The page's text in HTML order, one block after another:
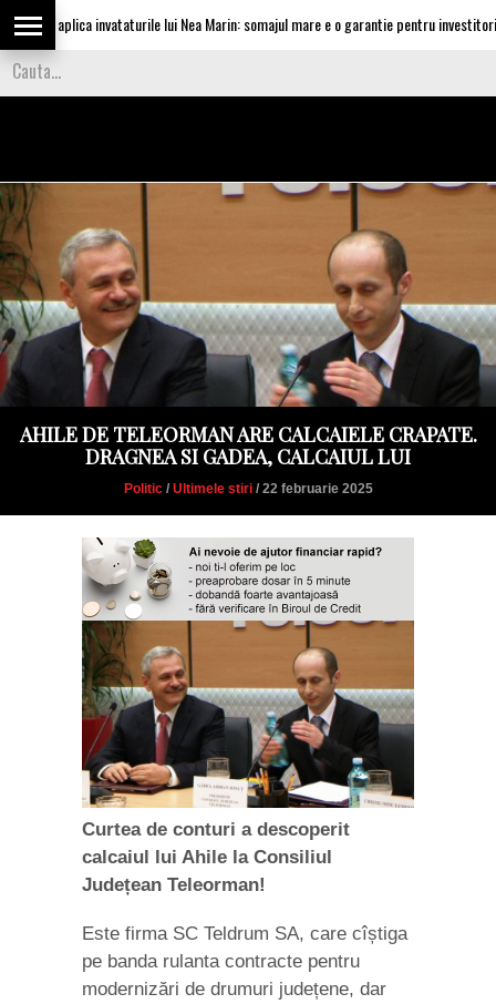
aplica invataturile lui Nea Marin: somajul mare e o garantie pentru investitori
AHILE DE TELEORMAN ARE CALCAIELE CRAPATE.
DRAGNEA SI GADEA, CALCAIUL LUI
Politic/ Ultimele stiri/ 22 februarie 2025
Curtea de conturi a descoperit
calcaiul lui Ahile la Consiliul
Județean Teleorman!
Este firma SC Teldrum SA, care cîștiga
pe banda rulanta contracte pentru
modernizări de drumuri județene, dar